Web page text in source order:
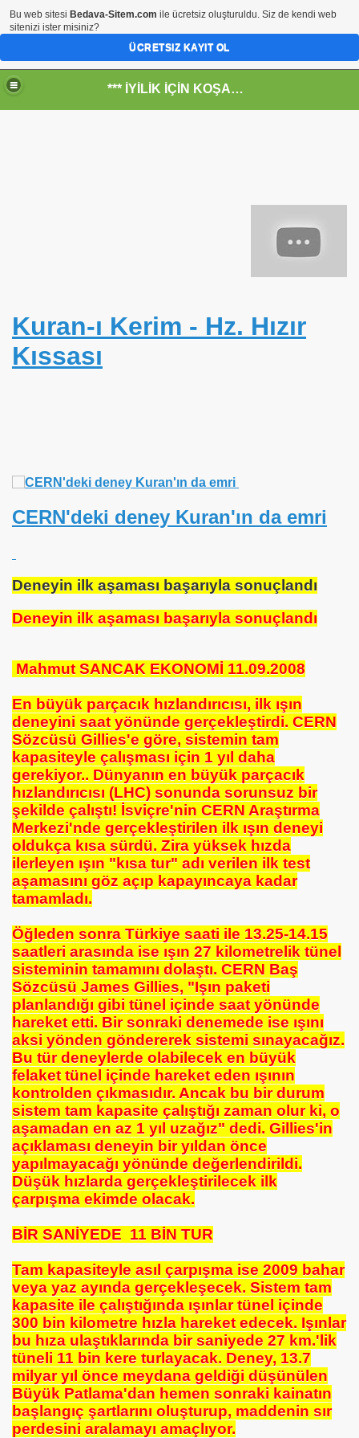
*** İYİLİK İÇİN KOŞANLARIN YERİ***
Kuran-ı Kerim - Hz. Hızır
Kıssası
CERN'deki deney Kuran'ın da emri
Deneyin ilk aşaması başarıyla sonuçlandı
Deneyin ilk aşaması başarıyla sonuçlandı
Mahmut SANCAK EKONOMİ 11.09.2008
En büyük parçacık hızlandırıcısı, ilk ışın
deneyini saat yönünde gerçekleştirdi. CERN
Sözcüsü Gillies'e göre, sistemin tam
kapasiteyle çalışması için 1 yıl daha
gerekiyor.. Dünyanın en büyük parçacık
hızlandırıcısı (LHC) sonunda sorunsuz bir
şekilde çalıştı! İsviçre'nin CERN Araştırma
Merkezi'nde gerçekleştirilen ilk ışın deneyi
oldukça kısa sürdü. Zira yüksek hızda
ilerleyen ışın "kısa tur" adı verilen ilk test
aşamasını göz açıp kapayıncaya kadar
tamamladı.
Öğleden sonra Türkiye saati ile 13.25-14.15
saatleri arasında ise ışın 27 kilometrelik tünel
sisteminin tamamını dolaştı. CERN Baş
Sözcüsü James Gillies, "Işın paketi
planlandığı gibi tünel içinde saat yönünde
hareket etti. Bir sonraki denemede ise ışını
aksi yönden göndererek sistemi sınayacağız.
Bu tür deneylerde olabilecek en büyük
felaket tünel içinde hareket eden ışının
kontrolden çıkmasıdır. Ancak bu bir durum
sistem tam kapasite çalıştığı zaman olur ki, o
aşamadan en az 1 yıl uzağız" dedi. Gillies'in
açıklaması deneyin bir yıldan önce
yapılmayacağı yönünde değerlendirildi.
Düşük hızlarda gerçekleştirilecek ilk
çarpışma ekimde olacak.
BİR SANİYEDE 11 BİN TUR
Tam kapasiteyle asıl çarpışma ise 2009 bahar
veya yaz ayında gerçekleşecek. Sistem tam
kapasite ile çalıştığında ışınlar tünel içinde
300 bin kilometre hızla hareket edecek. Işınlar
bu hıza ulaştıklarında bir saniyede 27 km.'lik
tüneli 11 bin kere turlayacak. Deney, 13.7
milyar yıl önce meydana geldiği düşünülen
Büyük Patlama'dan hemen sonraki kainatın
başlangıç şartlarını oluşturup, maddenin sır
perdesini aralamayı amaçlıyor.
OKUDUĞUMDA AĞLADIĞIM OLAY. Serabın Hikayesi.
Nasıldır ?
GERÇEKLEŞMESİ !!! FERHAT MERYEM FATMA
16 MART DÜNYA VİCDAN GÜNÜ
Mucizesi
Göre Birini Bulun
ADEM ÖZKÖSE
ULAŞ-İŞ. ***SERVİS VE ULAŞIM ÇALIŞANLARININ,
- HİDROJEN ENERJİ MRK *NASIL ENGELLENDİ* !!!
-Engellenen Mühendis !!!
Halal Food
Bu web sitesi Bedava-Sitem.com ile ücretsiz oluşturuldu. Siz de kendi web
sitenizi ister misiniz?
ÜCRETSIZ KAYIT OL